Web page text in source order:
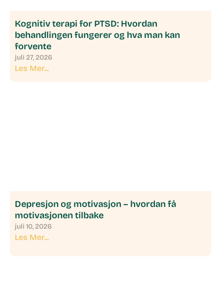
Kognitiv terapi for PTSD: Hvordan
behandlingen fungerer og hva man kan
forvente
juli 27, 2026
Les Mer...
Depresjon og motivasjon – hvordan få
motivasjonen tilbake
juli 10, 2026
Les Mer...